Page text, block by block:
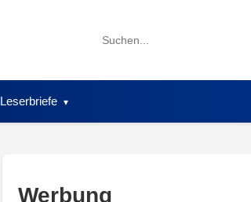
Search
Leserbriefe
Werbung